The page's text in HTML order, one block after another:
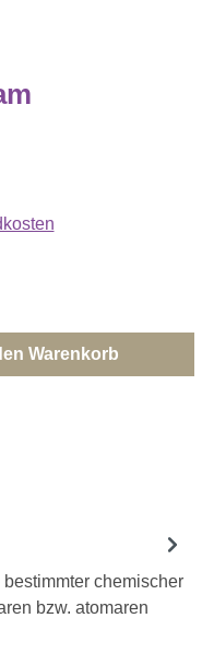
gewünschten
Warenkorb
chemischer
bzw. atomaren